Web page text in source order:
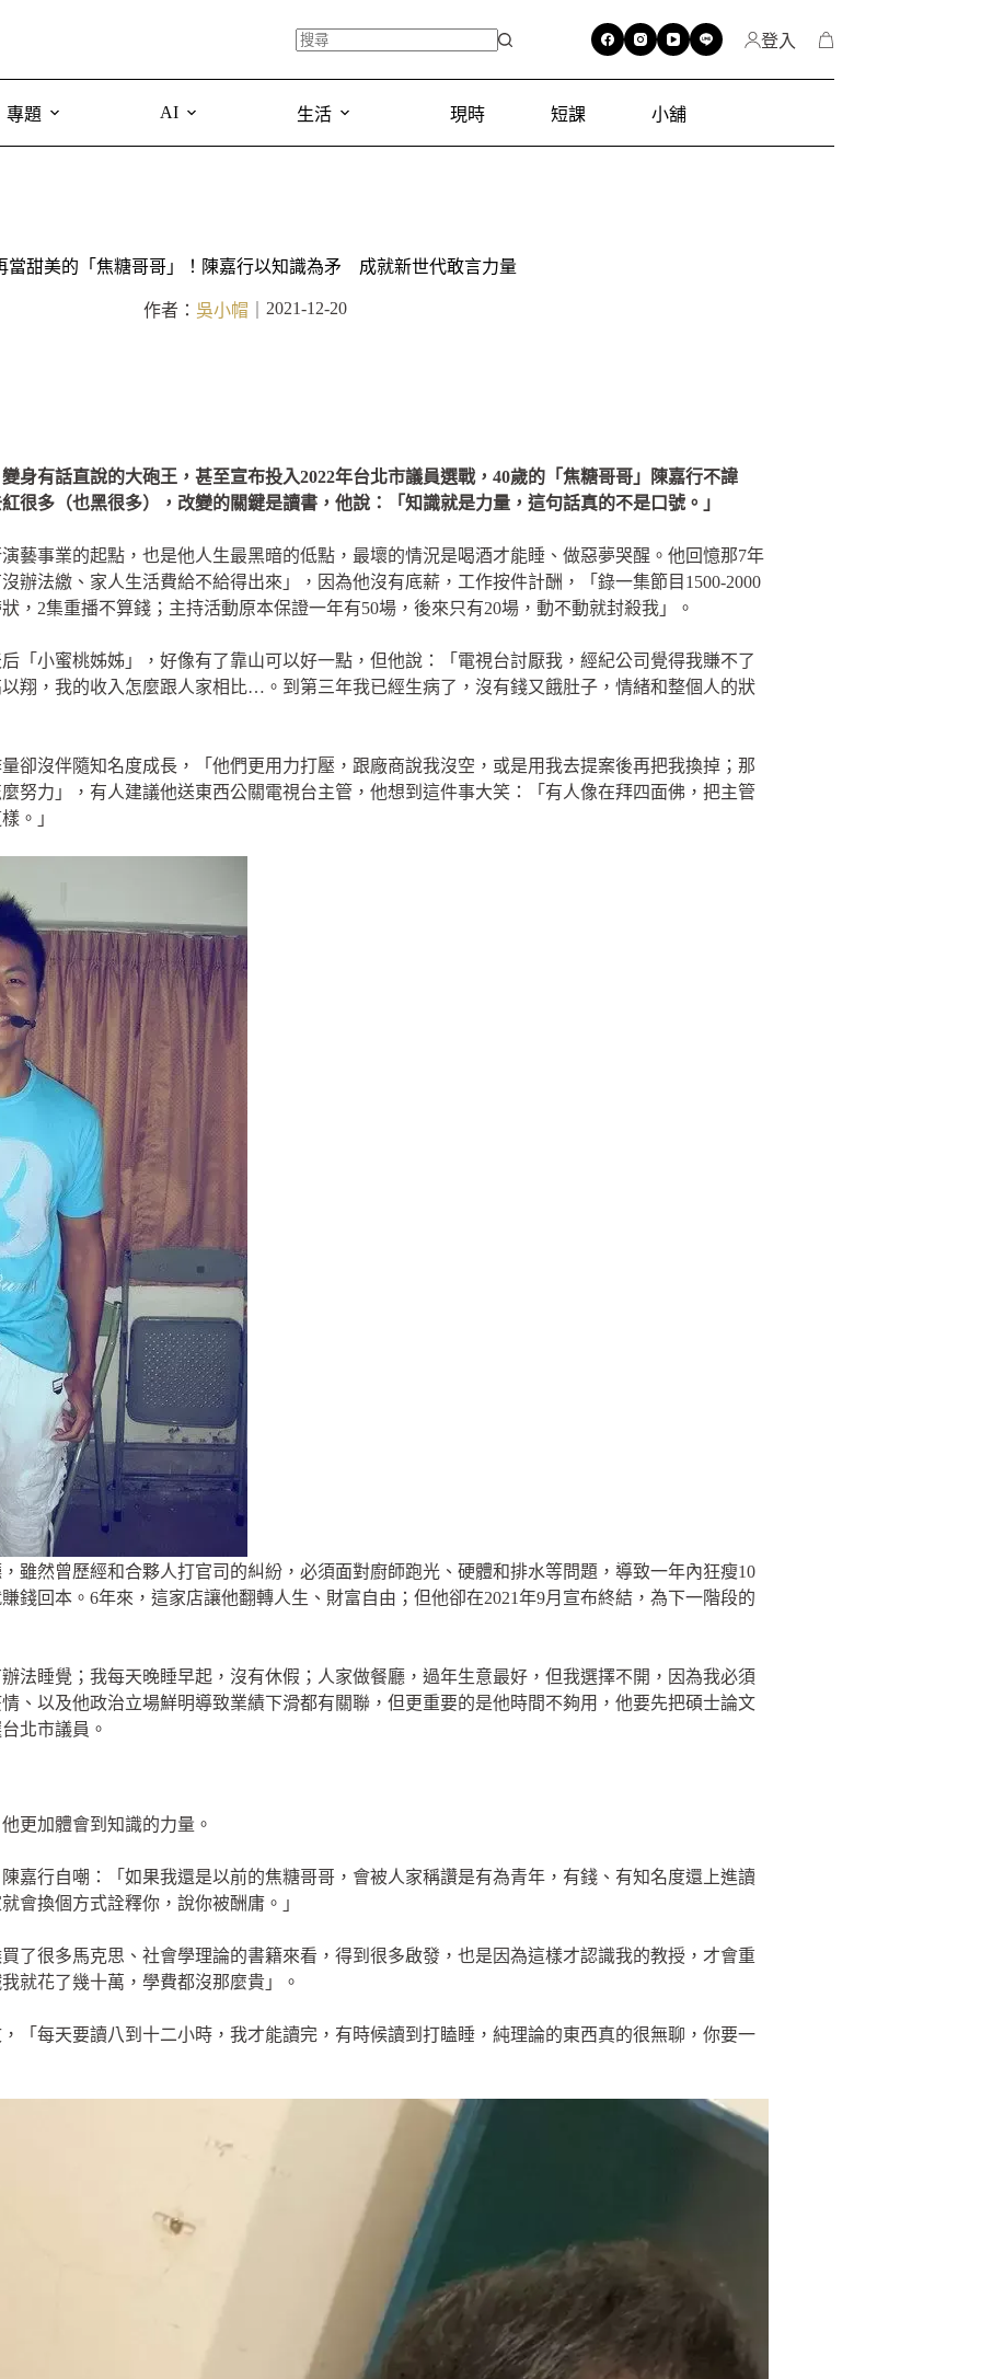
登入
專題 AI 生活 現時 短課 小舖
當甜美的「焦糖哥哥」！陳嘉行以知識為矛 成就新世代敢言力量
作者： 吳小帽 2021-12-20
身有話直說的大砲王，甚至宣布投入2022年台北市議員選戰，40歲的「焦糖哥哥」陳嘉行不諱
很多（也黑很多），改變的關鍵是讀書，他說：「知識就是力量，這句話真的不是口號。」
藝事業的起點，也是他人生最黑暗的低點，最壞的情況是喝酒才能睡、做惡夢哭醒。他回憶那7年
辦法繳、家人生活費給不給得出來」，因為他沒有底薪，工作按件計酬，「錄一集節目1500-2000
，2集重播不算錢；主持活動原本保證一年有50場，後來只有20場，動不動就封殺我」。
「小蜜桃姊姊」，好像有了靠山可以好一點，但他說：「電視台討厭我，經紀公司覺得我賺不了
翔，我的收入怎麼跟人家相比…。到第三年我已經生病了，沒有錢又餓肚子，情緒和整個人的狀
卻沒伴隨知名度成長，「他們更用力打壓，跟廠商說我沒空，或是用我去提案後再把我換掉；那
努力」，有人建議他送東西公關電視台主管，他想到這件事大笑：「有人像在拜四面佛，把主管
。」
雖然曾歷經和合夥人打官司的糾紛，必須面對廚師跑光、硬體和排水等問題，導致一年內狂瘦10
錢回本。6年來，這家店讓他翻轉人生、財富自由；但他卻在2021年9月宣布終結，為下一階段的
法睡覺；我每天晚睡早起，沒有休假；人家做餐廳，過年生意最好，但我選擇不開，因為我必須
、以及他政治立場鮮明導致業績下滑都有關聯，但更重要的是他時間不夠用，他要先把碩士論文
北市議員。
更加體會到知識的力量。
嘉行自嘲：「如果我還是以前的焦糖哥哥，會被人家稱讚是有為青年，有錢、有知名度還上進讀
會換個方式詮釋你，說你被酬庸。」
了很多馬克思、社會學理論的書籍來看，得到很多啟發，也是因為這樣才認識我的教授，才會重
就花了幾十萬，學費都沒那麼貴」。
「每天要讀八到十二小時，我才能讀完，有時候讀到打瞌睡，純理論的東西真的很無聊，你要一